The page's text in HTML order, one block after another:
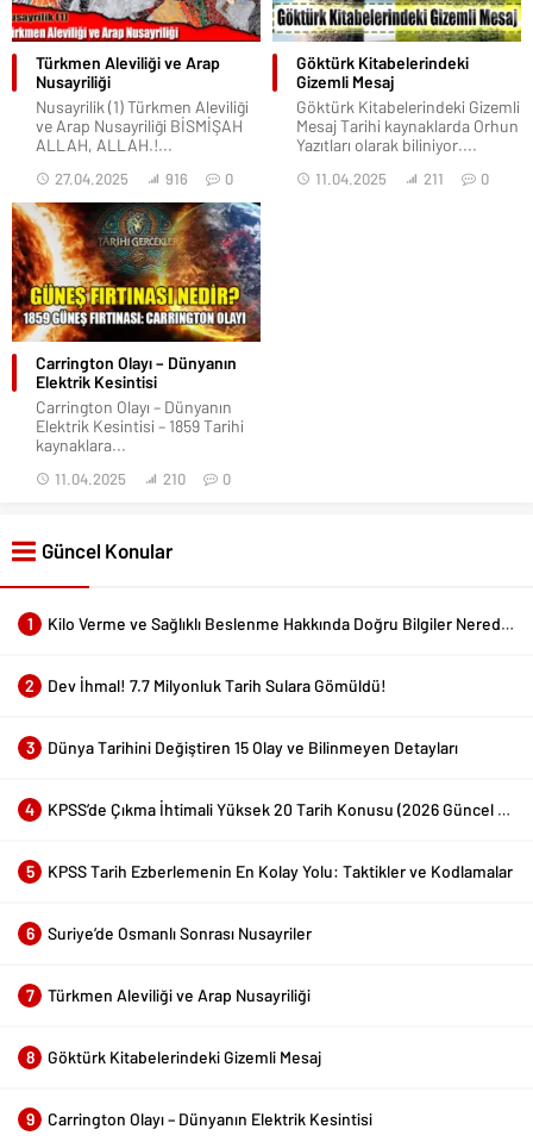
Türkmen Aleviliği ve Arap
Nusayriliği
Nusayrilik (1) Türkmen Aleviliği
ve Arap Nusayriliği BİSMİŞAH
ALLAH, ALLAH.!...
27.04.2025 916 0
Göktürk Kitabelerindeki
Gizemli Mesaj
Göktürk Kitabelerindeki Gizemli
Mesaj Tarihi kaynaklarda Orhun
Yazıtları olarak biliniyor....
11.04.2025 211 0
Carrington Olayı – Dünyanın
Elektrik Kesintisi
Carrington Olayı – Dünyanın
Elektrik Kesintisi – 1859 Tarihi
kaynaklara...
11.04.2025 210 0
Güncel Konular
1 Kilo Verme ve Sağlıklı Beslenme Hakkında Doğru Bilgiler Nerede Bulunur?
2 Dev İhmal! 7.7 Milyonluk Tarih Sulara Gömüldü!
3 Dünya Tarihini Değiştiren 15 Olay ve Bilinmeyen Detayları
4 KPSS’de Çıkma İhtimali Yüksek 20 Tarih Konusu (2026 Güncel Liste)
5 KPSS Tarih Ezberlemenin En Kolay Yolu: Taktikler ve Kodlamalar
6 Suriye’de Osmanlı Sonrası Nusayriler
7 Türkmen Aleviliği ve Arap Nusayriliği
8 Göktürk Kitabelerindeki Gizemli Mesaj
9 Carrington Olayı – Dünyanın Elektrik Kesintisi